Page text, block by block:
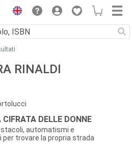
RINALDI
DELLE DONNE
automatismi e
per trovare la propria strada